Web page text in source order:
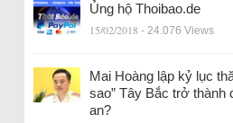
Ủng hộ Thoibao.de
15/02/2018 - 24.076 Views
Mai Hoàng lập kỷ lục
sao” Tây Bắc trở thành
an?